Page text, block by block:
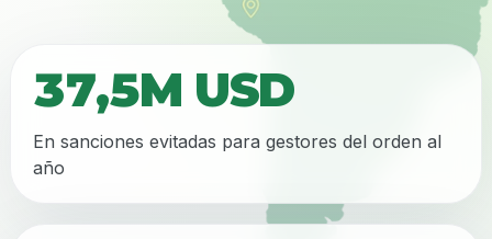
37,5M USD
En sanciones evitadas para gestores del orden al
año